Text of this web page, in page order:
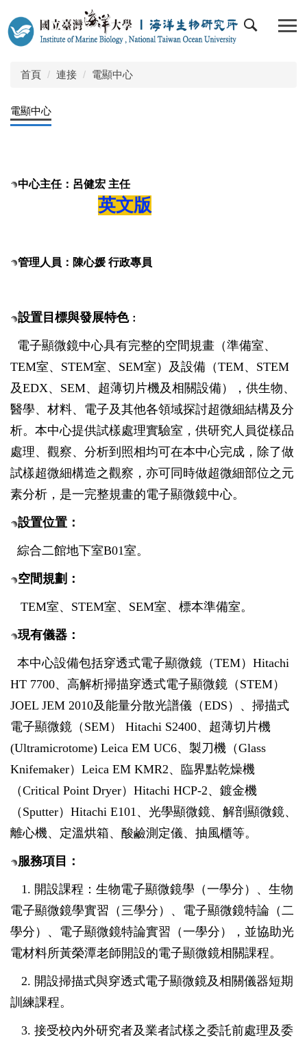
到
主
首頁 連接 電顯中心
電顯中心
中心主任：呂健宏 主任
英文版
管理人員：陳心媛 行政專員
設置目標與發展特色：
電子顯微鏡中心具有完整的空間規畫（準備室、
TEM室、 STEM室、 SEM室）及設備（TEM、 STEM
及EDX、 SEM、超薄切片機及相關設備），供生物、
醫學、材料、電子及其他各領域探討超微細結構及分
析。本中心提供試樣處理實驗室，供研究人員從樣品
處理、觀察、分析到照相均可在本中心完成，除了做
試樣超微細構造之觀察，亦可同時做超微細部位之元
素分析，是一完整規畫的電子顯微鏡中心。
設置位置：
綜合二館地下室B01室。
空間規劃：
TEM室、 STEM室、 SEM室、標本準備室。
現有儀器：
本中心設備包括穿透式電子顯微鏡（TEM）Hitachi
HT 7700、高解析掃描穿透式電子顯微鏡（STEM）
JOEL JEM 2010及能量分散光譜儀（EDS）、掃描式
電子顯微鏡（SEM） Hitachi S2400、超薄切片機
(Ultramicrotome) Leica EM UC6、製刀機（Glass
Knifemaker）Leica EM KMR2、臨界點乾燥機
（Critical Point Dryer）Hitachi HCP-2、鍍金機
（Sputter）Hitachi E101、光學顯微鏡、解剖顯微鏡、
離心機、定溫烘箱、酸鹼測定儀、抽風櫃等。
服務項目：
1. 開設課程：生物電子顯微鏡學（一學分）、生物
電子顯微鏡學實習（三學分）、電子顯微鏡特論（二
學分）、電子顯微鏡特論實習（一學分），並協助光
電材料所黃榮潭老師開設的電子顯微鏡相關課程。
2. 開設掃描式與穿透式電子顯微鏡及相關儀器短期
訓練課程。
3. 接受校內外研究者及業者試樣之委託前處理及委